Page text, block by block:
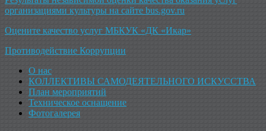
организациями культуры на сайте bus.gov.ru
Оцените качество услуг МБКУК «ДК «Икар»
Противодействие Коррупции
О нас
КОЛЛЕКТИВЫ САМОДЕЯТЕЛЬНОГО ИСКУССТВА
План мероприятий
Техническое оснащение
Фотогалерея